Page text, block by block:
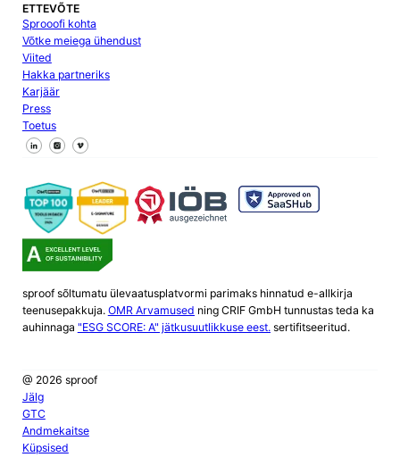
ETTEVÕTE
Sprooofi kohta
Võtke meiega ühendust
Viited
Hakka partneriks
Karjäär
Press
Toetus
Jälgi meid Facebookis
Jälgi meid X
Jälgi meid LinkedInis
sproof sõltumatu ülevaatusplatvormi parimaks hinnatud e-allkirja
teenusepakkuja. OMR Arvamused ning CRIF GmbH tunnustas teda ka
auhinnaga "ESG SCORE: A" jätkusuutlikkuse eest.sertifitseeritud.
@ 2026 sproof
Jälg
GTC
Andmekaitse
Küpsised